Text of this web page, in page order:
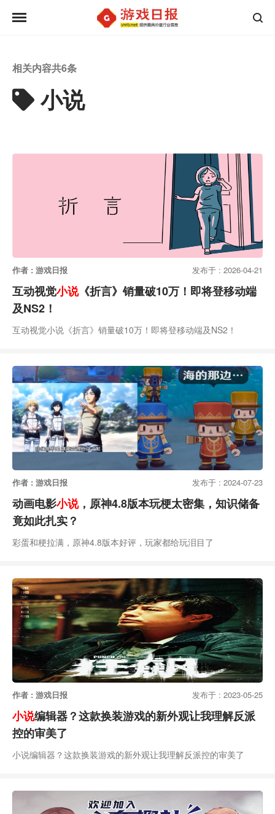
相关内容共6条
小说
作者 : 游戏日报 发布于 : 2026-04-21
互动视觉小说《折言》销量破10万！即将登移动端
及NS2！
互动视觉小说《折言》销量破10万！即将登移动端及NS2！
作者 : 游戏日报 发布于 : 2024-07-23
动画电影小说，原神4.8版本玩梗太密集，知识储备
竟如此扎实？
彩蛋和梗拉满，原神4.8版本好评，玩家都给玩泪目了
作者 : 游戏日报 发布于 : 2023-05-25
小说编辑器？这款换装游戏的新外观让我理解反派
控的审美了
小说编辑器？这款换装游戏的新外观让我理解反派控的审美了